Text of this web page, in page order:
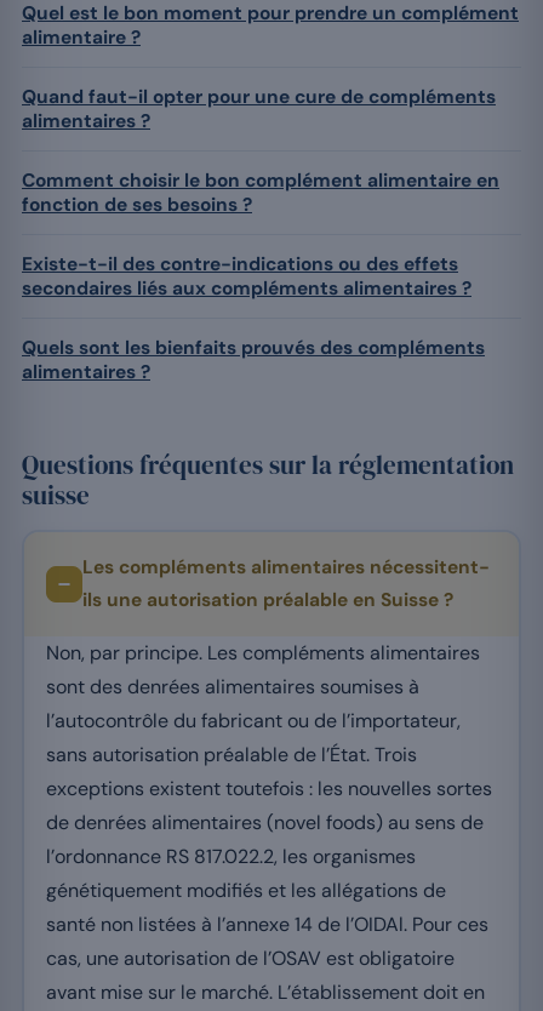
Quel est le bon moment pour prendre un complément
alimentaire ?
Quand faut-il opter pour une cure de compléments
alimentaires ?
Comment choisir le bon complément alimentaire en
fonction de ses besoins ?
Existe-t-il des contre-indications ou des effets
secondaires liés aux compléments alimentaires ?
Quels sont les bienfaits prouvés des compléments
alimentaires ?
Questions fréquentes sur la réglementation
suisse
Les compléments alimentaires nécessitent-
ils une autorisation préalable en Suisse ?
Non, par principe. Les compléments alimentaires
sont des denrées alimentaires soumises à
l’autocontrôle du fabricant ou de l’importateur,
sans autorisation préalable de l’État. Trois
exceptions existent toutefois : les nouvelles sortes
de denrées alimentaires (novel foods) au sens de
l’ordonnance RS 817.022.2, les organismes
génétiquement modifiés et les allégations de
santé non listées à l’annexe 14 de l’OIDAl. Pour ces
cas, une autorisation de l’OSAV est obligatoire
avant mise sur le marché. L’établissement doit en